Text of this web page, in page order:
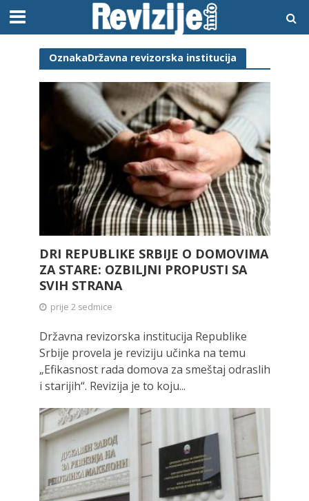
OznakaDržavna revizorska institucija
DRI REPUBLIKE SRBIJE O DOMOVIMA
ZA STARE: OZBILJNI PROPUSTI SA
SVIH STRANA
prije 2 sedmice
Državna revizorska institucija Republike
Srbije provela je reviziju učinka na temu
„Efikasnost rada domova za smeštaj odraslih
i starijih“. Revizija je to koju...